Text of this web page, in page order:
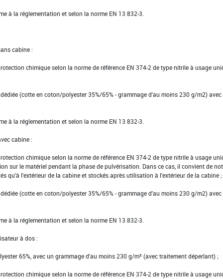
à la réglementation et selon la norme EN 13 832-3.
cabine :
chimique selon la norme de référence EN 374-2 de type nitrile à usage
(cotte en coton/polyester 35%/65% - grammage d'au moins 230 g/m2) avec
à la réglementation et selon la norme EN 13 832-3.
cabine :
chimique selon la norme de référence EN 374-2 de type nitrile à usage
sur le matériel pendant la phase de pulvérisation. Dans ce cas, il convient de
qu'à l'extérieur de la cabine et stockés après utilisation à l'extérieur de la cabine ;
(cotte en coton/polyester 35%/65% - grammage d'au moins 230 g/m2) avec
à la réglementation et selon la norme EN 13 832-3.
à dos :
65%, avec un grammage d'au moins 230 g/m² (avec traitement déperlant) ;
chimique selon la norme de référence EN 374-2 de type nitrile à usage